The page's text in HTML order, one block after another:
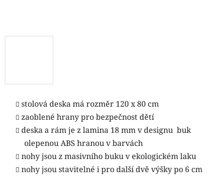
stolová deska má rozměr 120 x 80 cm
zaoblené hrany pro bezpečnost dětí
deska a rám je z lamina 18 mm v designu buk
olepenou ABS hranou v barvách
nohy jsou z masivního buku v ekologickém laku
nohy jsou stavitelné i pro další dvě výšky po 6 cm